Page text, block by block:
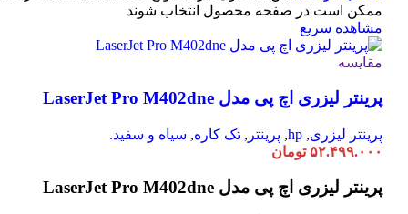
ممکن است در صفحه محصول انتخاب شوند
مشاهده سریع
مقایسه
پرینتر لیزری اچ پی مدل LaserJet Pro M402dne
پرینتر لیزری,
hp
, پرینتر , تک کاره, سیاه و سفید.
۵۲.۴۹۹.۰۰۰ تومان
پرینتر لیزری اچ پی مدل LaserJet Pro M402dne